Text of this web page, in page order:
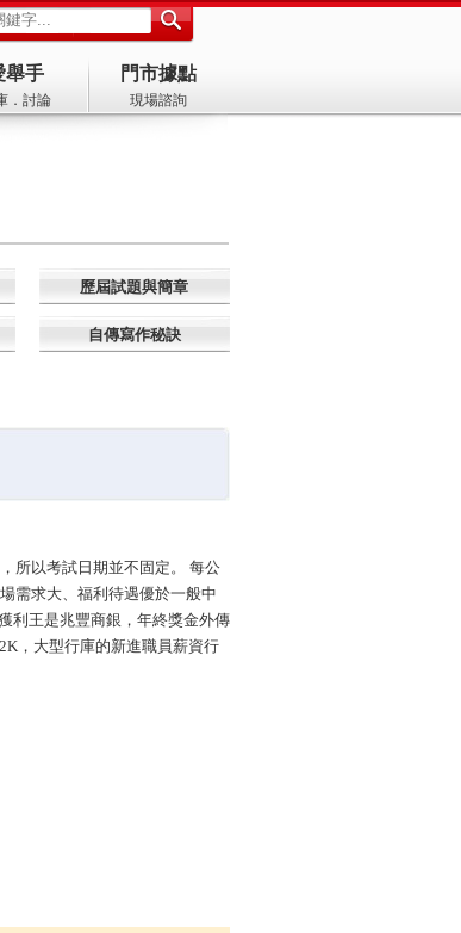
舉手
．討論
門市據點
現場諮詢
歷屆試題與簡章
自傳寫作秘訣
所以考試日期並不固定。 每公
需求大、福利待遇優於一般中
利王是兆豐商銀，年終獎金外傳
，大型行庫的新進職員薪資行